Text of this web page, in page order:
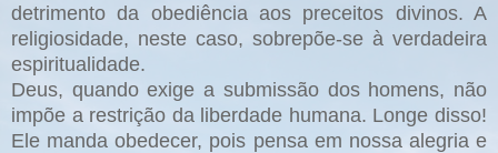
detrimento da obediência aos preceitos divinos. A
religiosidade, neste caso, sobrepõe-se à verdadeira
espiritualidade.
Deus, quando exige a submissão dos homens, não
impõe a restrição da liberdade humana. Longe disso!
Ele manda obedecer, pois pensa em nossa alegria e